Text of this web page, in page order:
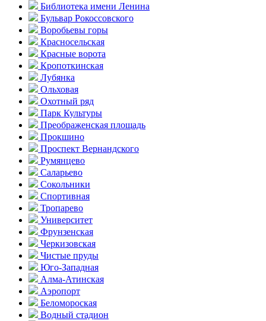
Библиотека имени Ленина
Бульвар Рокоссовского
Воробьевы горы
Красно­сельская
Красные ворота
Кропоткинс­кая
Лубянка
Ольховая
Охотный ряд
Парк Культуры
Преобра­женская площадь
Прокшино
Проспект Вернандского
Румянцево
Саларьево
Сокольники
Спортивная
Тропарево
Университет
Фрунзенская
Черкизовская
Чистые пруды
Юго-Западная
Алма-Атинская
Аэропорт
Беломороская
Водный стадион